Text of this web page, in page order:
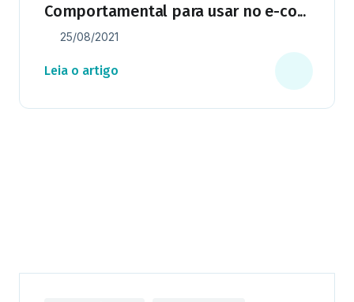
Comportamental para usar no e-co...
25/08/2021
Leia o artigo